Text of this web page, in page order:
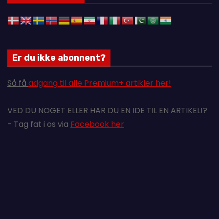
Er du ikke abonnent?
Så få adgang til alle Premium+ artikler her!
VED DU NOGET ELLER HAR DU EN IDE TIL EN ARTIKEL!?
- Tag fat i os via Facebook her